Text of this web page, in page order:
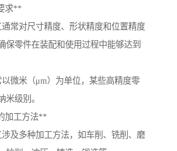
求**
常对尺寸精度、形状精度和位置精度
保零件在装配和使用过程中能够达到
微米（μm）为单位，某些高精度零
米级别。
加工方法**
及多种加工方法，如车削、铣削、磨